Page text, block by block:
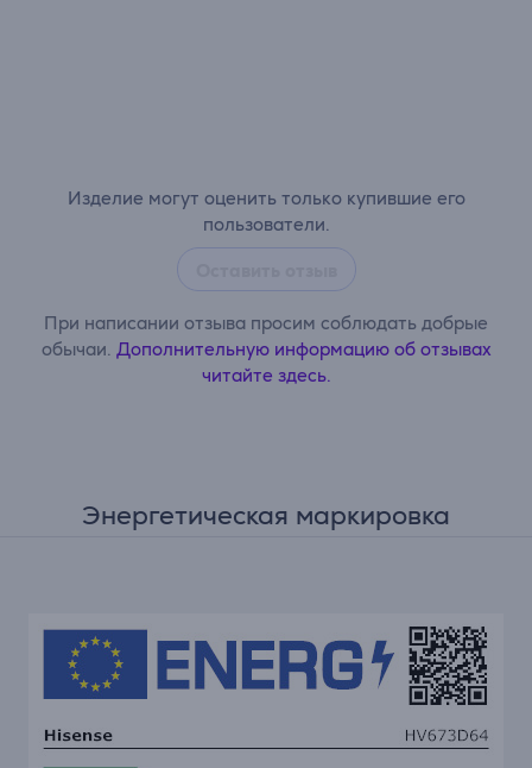
Изделие могут оценить только купившие его
пользователи.
При написании отзыва просим соблюдать добрые
обычаи. Дополнительную информацию об отзывах
читайте здесь.
Энергетическая маркировка